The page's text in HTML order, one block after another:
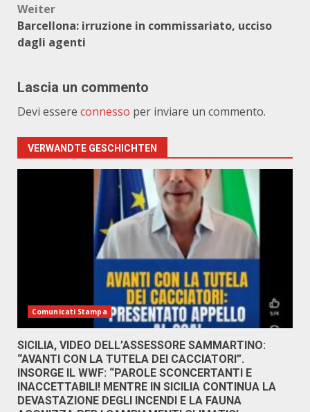
Weiter
Barcellona: irruzione in commissariato, ucciso
dagli agenti
Lascia un commento
Devi essere connesso per inviare un commento.
VERWANDTE GESCHICHTEN
Comunicati Stampa
SICILIA, VIDEO DELL’ASSESSORE SAMMARTINO:
“AVANTI CON LA TUTELA DEI CACCIATORI”.
INSORGE IL WWF: “PAROLE SCONCERTANTI E
INACCETTABILI! MENTRE IN SICILIA CONTINUA LA
DEVASTAZIONE DEGLI INCENDI E LA FAUNA